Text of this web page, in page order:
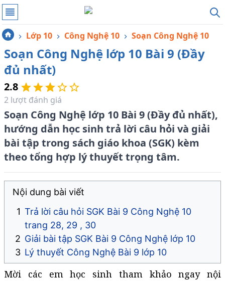
Lớp 10 Công Nghệ 10 Soạn Công Nghệ 10
Soạn Công Nghệ lớp 10 Bài 9 (Đầy
đủ nhất)
Soạn Công Nghệ lớp 10 Bài 9 (Đầy đủ nhất),
hướng dẫn học sinh trả lời câu hỏi và giải
bài tập trong sách giáo khoa (SGK) kèm
theo tổng hợp lý thuyết trọng tâm.
2.8
2 lượt đánh giá
Nội dung bài viết
Trả lời câu hỏi SGK Bài 9 Công Nghệ 10
trang 28, 29 , 30
Giải bài tập SGK Bài 9 Công Nghệ lớp 10
Lý thuyết Công Nghệ Bài 9 lớp 10
Mời các em học sinh tham khảo ngay nội